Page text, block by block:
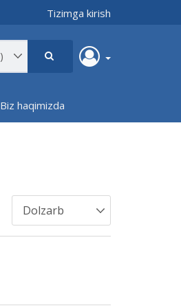
Tizimga kirish
Biz haqimizda